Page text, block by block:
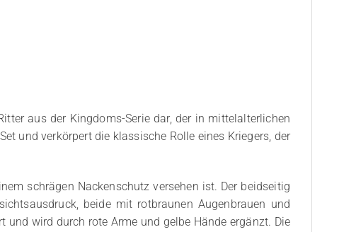
aus der Kingdoms-Serie dar, der in mittelalterlichen
und verkörpert die klassische Rolle eines Kriegers, der
schrägen Nackenschutz versehen ist. Der beidseitig
beide mit rotbraunen Augenbrauen und
wird durch rote Arme und gelbe Hände ergänzt. Die